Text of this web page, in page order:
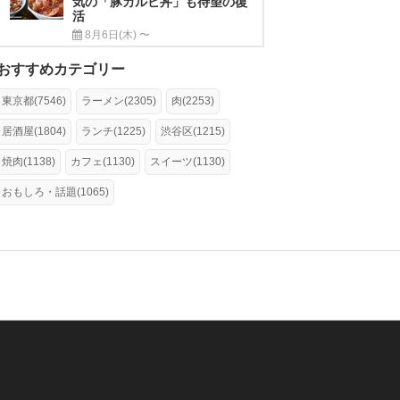
活
8月6日(木) 〜
すすめカテゴリー
東京都(7546) ラーメン(2305) 肉(2253)
居酒屋(1804) ランチ(1225) 渋谷区(1215)
焼肉(1138) カフェ(1130) スイーツ(1130)
おもしろ・話題(1065)